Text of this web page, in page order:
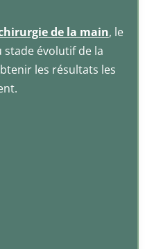
de la main, le
évolutif de la
les résultats les